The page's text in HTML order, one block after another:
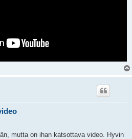
mutta on ihan katsottava video. Hyvin